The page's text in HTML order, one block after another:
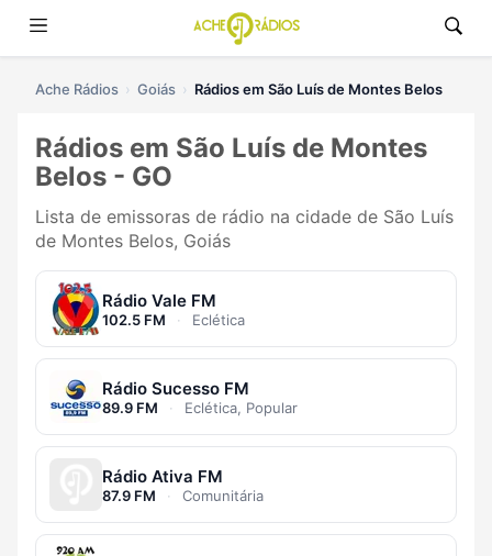
Ache Rádios Goiás Rádios em São Luís de Montes Belos
Rádios em São Luís de Montes
Belos - GO
Lista de emissoras de rádio na cidade de São Luís
de Montes Belos, Goiás
Rádio Vale FM
102.5 FM · Eclética
Rádio Sucesso FM
89.9 FM · Eclética, Popular
Rádio Ativa FM
87.9 FM · Comunitária